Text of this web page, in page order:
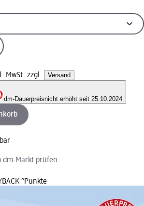
MwSt. zzgl. Versand
dm-Dauerpreisnicht erhöht seit 25.10.2024
dm-Markt prüfen
°Punkte